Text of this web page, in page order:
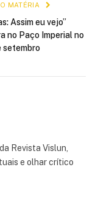
MATÉRIA
Assim eu vejo”
no Paço Imperial no
setembro
Revista Vislun,
e olhar crítico